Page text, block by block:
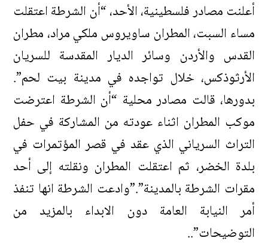
أعلنت مصادر فلسطينية، الأحد، “أن الشرطة اعتقلت
مساء السبت، المطران ساويروس ملكي مراد، مطران
القدس والأردن وسائر الديار المقدسة للسريان
الأرثوذكس، خلال تواجده في مدينة بيت لحم”.
بدورها، قالت مصادر محلية “أن الشرطة اعترضت
موكب المطران اثناء عودته من المشاركة في حفل
التراث السرياني الذي عقد في قصر المؤتمرات في
بلدة الخضر، ثم اعتقلت المطران ونقلته إلى أحد
مقرات الشرطة بالمدينة”.”وادعت الشرطة انها تنفذ
أمر النيابة العامة دون الابداء بالمزيد من
التوضيحات”..